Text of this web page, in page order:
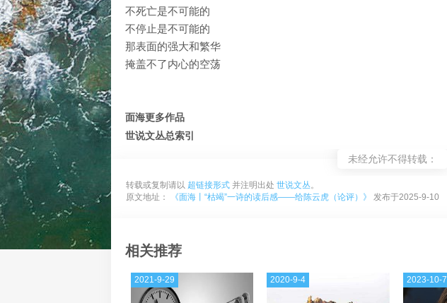
不死亡是不可能的
不停止是不可能的
那表面的强大和繁华
掩盖不了内心的空荡
面海更多作品
世说文丛总索引
未经允许不得转载：
转载或复制请以 超链接形式 并注明出处 世说文丛。
原文地址：
《面海丨“枯竭”一诗的读后感——给陈云虎（论评）》 发布于2025-9-10
相关推荐
2021-9-29 2020-9-4 2023-10-7